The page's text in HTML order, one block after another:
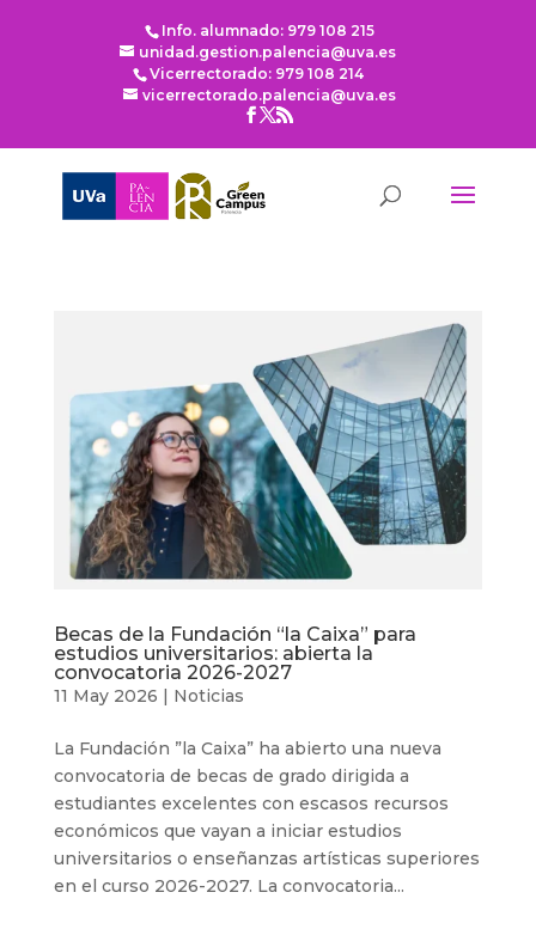
Info. alumnado: 979 108 215
unidad.gestion.palencia@uva.es
Vicerrectorado: 979 108 214
vicerrectorado.palencia@uva.es
Becas de la Fundación “la Caixa” para
estudios universitarios: abierta la
convocatoria 2026-2027
11 May 2026 | Noticias
La Fundación ”la Caixa” ha abierto una nueva
convocatoria de becas de grado dirigida a
estudiantes excelentes con escasos recursos
económicos que vayan a iniciar estudios
universitarios o enseñanzas artísticas superiores
en el curso 2026-2027. La convocatoria...